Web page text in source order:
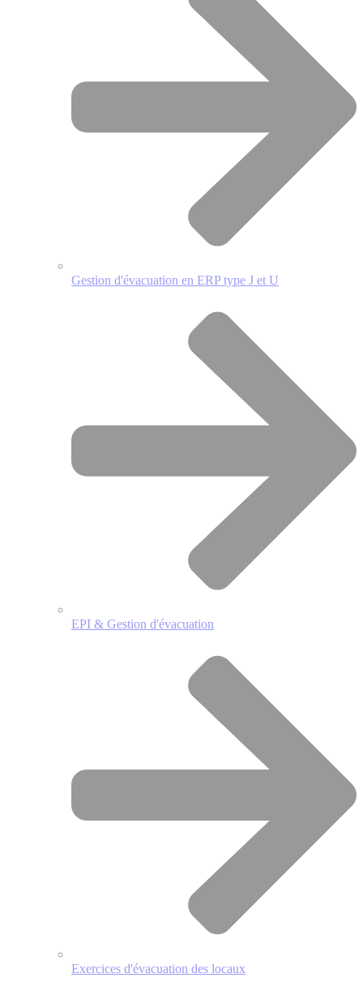
Gestion d'évacuation en ERP type J et U
EPI & Gestion d'évacuation
Exercices d'évacuation des locaux